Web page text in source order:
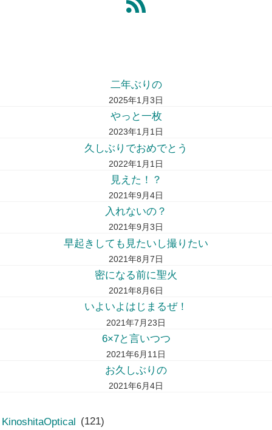
二年ぶりの
2025年1月3日
やっと一枚
2023年1月1日
久しぶりでおめでとう
2022年1月1日
見えた！？
2021年9月4日
入れないの？
2021年9月3日
早起きしても見たいし撮りたい
2021年8月7日
密になる前に聖火
2021年8月6日
いよいよはじまるぜ！
2021年7月23日
6×7と言いつつ
2021年6月11日
お久しぶりの
2021年6月4日
KinoshitaOptical (121)